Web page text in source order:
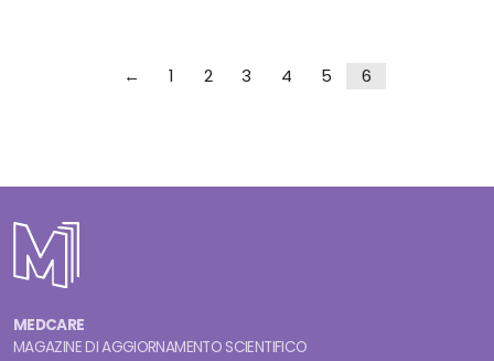
← 1 2 3 4 5 6
MEDCARE
MAGAZINE DI AGGIORNAMENTO SCIENTIFICO